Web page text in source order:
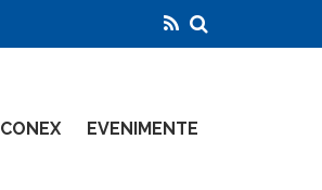
CONEX EVENIMENTE